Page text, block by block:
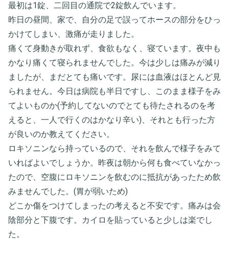
最初は1錠、二回目の通院で2錠飲んでいます。
昨日の昼間、家で、自分の足で誤ってホースの部分をひっ
かけてしまい、激痛が走りました。
痛くて身動きが取れず、食欲もなく、寝ています。夜中も
かなり痛くて寝られませんでした。今は少しは痛みが減り
ましたが、まだとても痛いです。尿には血液はほとんど見
られません。今日は病院も半日ですし、このまま様子をみ
てよいものか(予約してないのでとても待たされるのを考
えると、一人で行くのはかなり辛い)、それとも行った方
が良いのか教えてください。
ロキソニンなら持っているので、それを飲んで様子をみて
いればよいでしょうか。昨夜は朝から何も食べていなかっ
たので、空腹にロキソニンを飲むのに抵抗があったため飲
みませんでした。(胃が弱いため)
どこか傷をつけてしまったの考えると不安です。痛みは会
陰部分と下腹です。カイロを貼っていると少しは楽でし
た。